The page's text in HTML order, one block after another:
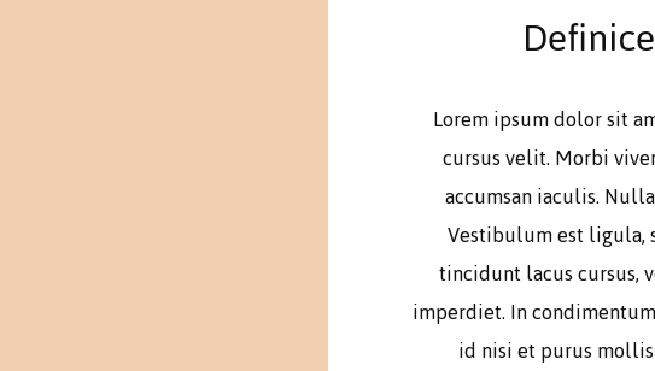
Lorem ipsum dolor sit
cursus velit. Morbi
accumsan iaculis.
Vestibulum est ligula,
tincidunt lacus cursus,
imperdiet. In
id nisi et purus